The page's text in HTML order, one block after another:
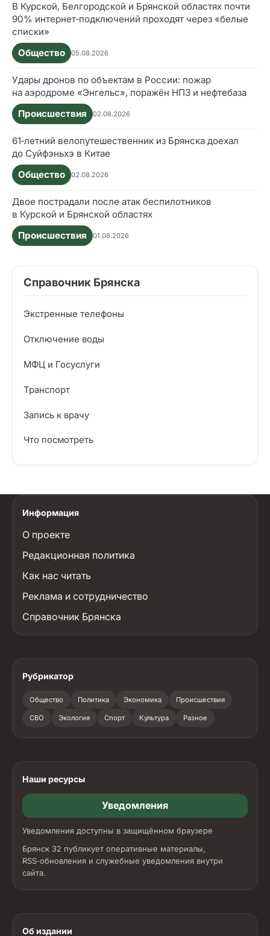
В Курской, Белгородской и Брянской областях почти
90% интернет‑подключений проходят через «белые
списки»
Общество
05.08.2026
Удары дронов по объектам в России: пожар
на аэродроме «Энгельс», поражён НПЗ и нефтебаза
Происшествия
02.08.2026
61‑летний велопутешественник из Брянска доехал
до Суйфэньхэ в Китае
Общество
02.08.2026
Двое пострадали после атак беспилотников
в Курской и Брянской областях
Происшествия
01.08.2026
Справочник Брянска
Экстренные телефоны
Отключение воды
МФЦ и Госуслуги
Транспорт
Запись к врачу
Что посмотреть
Информация
О проекте
Редакционная политика
Как нас читать
Реклама и сотрудничество
Справочник Брянска
Рубрикатор
Общество Политика Экономика Происшествия
СВО Экология Спорт Культура Разное
Наши ресурсы
Уведомления
Уведомления доступны в защищённом браузере
Брянск 32 публикует оперативные материалы,
RSS‑обновления и служебные уведомления внутри
сайта.
Об издании